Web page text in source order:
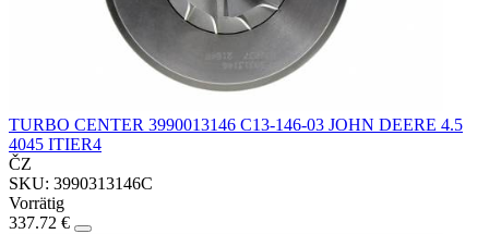
TURBO CENTER 3990013146 C13-146-03 JOHN DEERE 4.5
4045 ITIER4
ČZ
SKU: 3990313146C
Vorrätig
337.72 €